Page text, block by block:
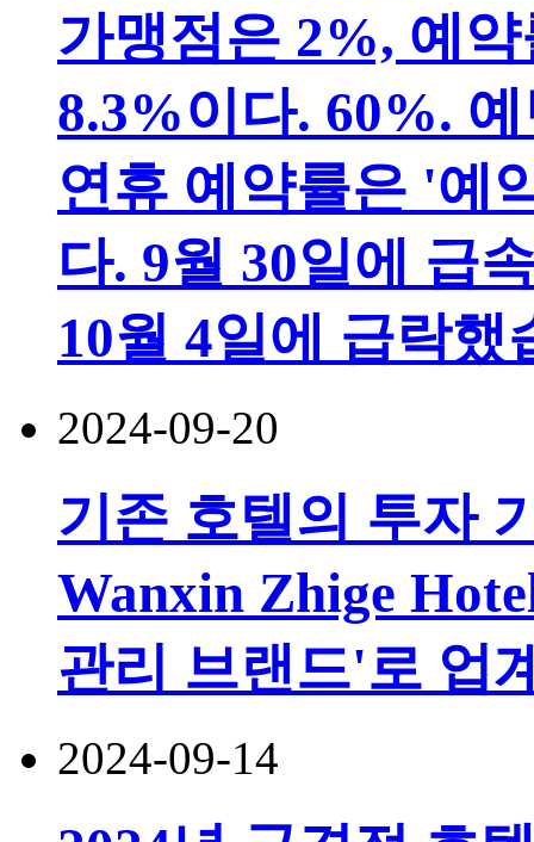
가맹점은 2%, 예
8.3%이다. 60%.
연휴 예약률은 '예
다. 9월 30일에 급
10월 4일에 급락했
2024-09-20
기존 호텔의 투자
Wanxin Zhige
관리 브랜드'로 업
2024-09-14